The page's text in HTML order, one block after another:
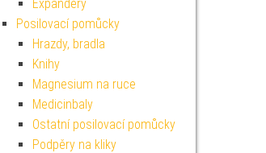
Expandéry
Posilovací pomůcky
Hrazdy, bradla
Knihy
Magnesium na ruce
Medicinbaly
Ostatní posilovací pomůcky
Podpěry na kliky